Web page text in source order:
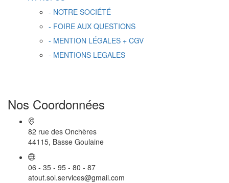
- NOTRE SOCIÉTÉ
- FOIRE AUX QUESTIONS
- MENTION LÉGALES + CGV
- MENTIONS LEGALES
Nos Coordonnées
82 rue des Onchères
44115, Basse Goulaine
06 - 35 - 95 - 80 - 87
atout.sol.services@gmail.com